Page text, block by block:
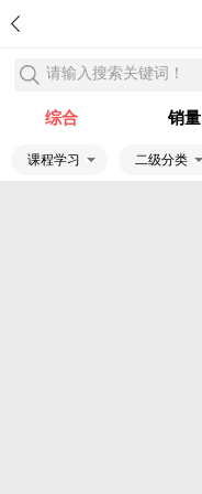
请输入搜索关键词！
综合 销量
课程学习 二级分类